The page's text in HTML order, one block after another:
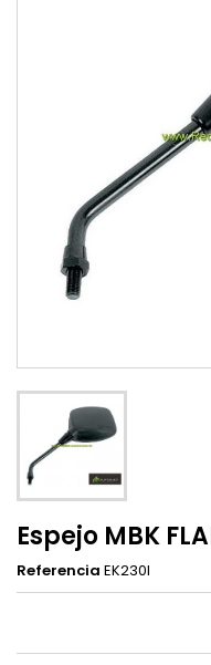
Espejo MBK
Referencia EK230I